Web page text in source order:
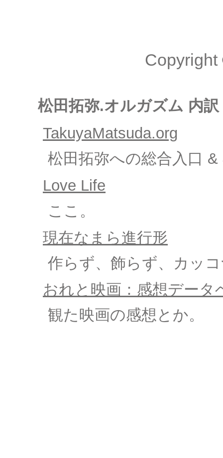
松田拓弥.オルガズム 内訳
TakuyaMatsuda.org
松田拓弥への総合入口
Love Life
ここ。
現在なまら進行形
作らず、飾らず、カッ
おれと映画：感想データ
観た映画の感想とか。